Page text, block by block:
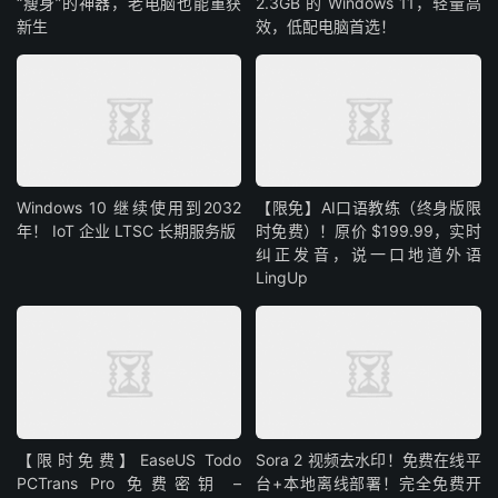
新生
效，低配电脑首选！
Windows 10 继续使用到2032
年！ IoT 企业 LTSC 长期服务版
【限免】AI口语教练（终身版限
时免费）！原价 $199.99，实时
纠正发音，说一口地道外语
LingUp
【限时免费】EaseUS Todo
PCTrans Pro 免费密钥 –
Sora 2 视频去水印！免费在线平
台+本地离线部署！完全免费开